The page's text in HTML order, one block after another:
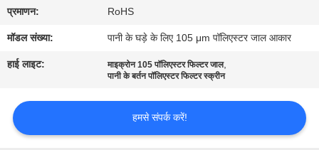
गुणवत्ता
नियंत्रण
संपर्क
करें
प्रमाणन: RoHS
मॉडल संख्या: पानी के घड़े के लिए 105 μm पॉलिएस्टर जाल आकार
हाई लाइट: माइक्रोन 105 पॉलिएस्टर फिल्टर जाल,
पानी के बर्तन पॉलिएस्टर फिल्टर स्क्रीन
हमसे संपर्क करें!